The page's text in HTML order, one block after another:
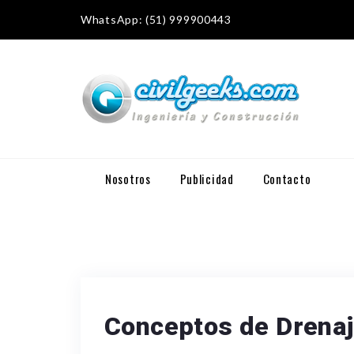
WhatsApp: (51) 999900443
Nosotros Publicidad Contacto
Conceptos de